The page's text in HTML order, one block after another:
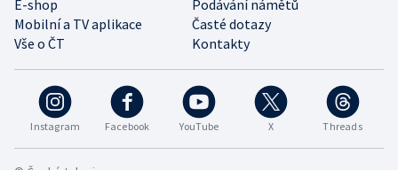
Instagram Facebook YouTube X Threads
E-shop
Podávání námětů
Mobilní a TV aplikace
Časté dotazy
Vše o ČT
Kontakty